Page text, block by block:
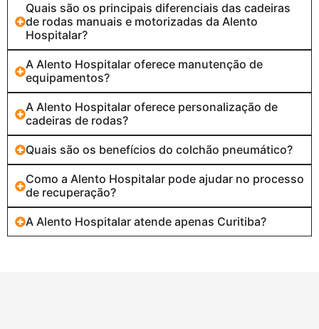
Quais são os principais diferenciais das cadeiras
de rodas manuais e motorizadas da Alento
Hospitalar?
A Alento Hospitalar oferece manutenção de
equipamentos?
A Alento Hospitalar oferece personalização de
cadeiras de rodas?
Quais são os benefícios do colchão pneumático?
Como a Alento Hospitalar pode ajudar no processo
de recuperação?
A Alento Hospitalar atende apenas Curitiba?